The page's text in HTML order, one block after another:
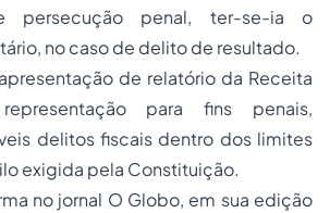
persecução penal, ter-se-ia o
no caso de delito de resultado.
de relatório da Receita
para fins penais,
delitos fiscais dentro dos limites
exigida pela Constituição.
no jornal O Globo, em sua edição